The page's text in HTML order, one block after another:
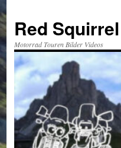
Red Squirrel
Motorrad Touren Bilder Videos